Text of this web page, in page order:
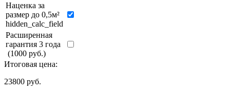
Наценка за
размер до 0,5м²
hidden_calc_field
Расширенная
гарантия 3 года
(1000 руб.)
Итоговая цена:
23800 руб.